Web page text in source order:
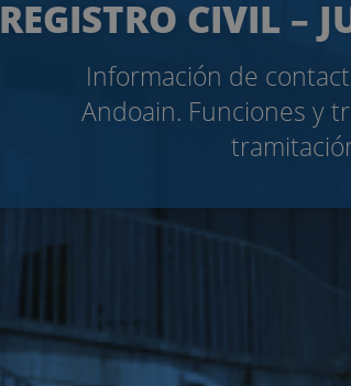
REGISTRO CIVIL –
Información de
Andoain. Funciones y